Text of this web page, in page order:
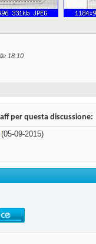
18:10
per questa discussione:
(05-09-2015)